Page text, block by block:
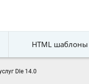
HTML шаблоны
Dle 14.0